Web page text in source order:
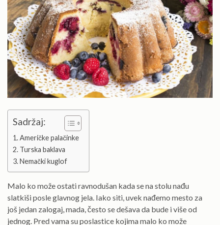
Sadržaj:
Američke palačinke
Turska baklava
Nemački kuglof
Malo ko može ostati ravnodušan kada se na stolu nađu
slatkiši posle glavnog jela. Iako siti, uvek nađemo mesto za
još jedan zalogaj, mada, često se dešava da bude i više od
jednog. Pred vama su poslastice kojima malo ko može